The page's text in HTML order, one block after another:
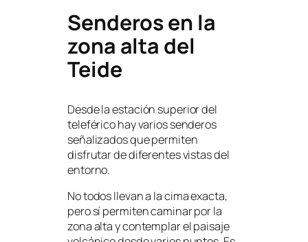
Senderos en la
zona alta del
Teide
Desde la estación superior del
teleférico hay varios senderos
señalizados que permiten
disfrutar de diferentes vistas del
entorno.
No todos llevan a la cima exacta,
pero sí permiten caminar por la
zona alta y contemplar el paisaje